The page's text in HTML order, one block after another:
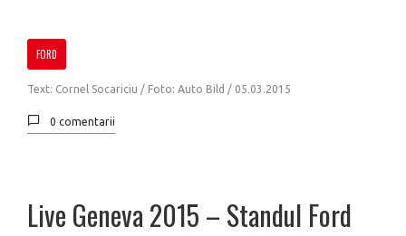
FORD
Text: Cornel Socariciu / Foto: Auto Bild / 05.03.2015
0 comentarii
Live Geneva 2015 – Standul Ford